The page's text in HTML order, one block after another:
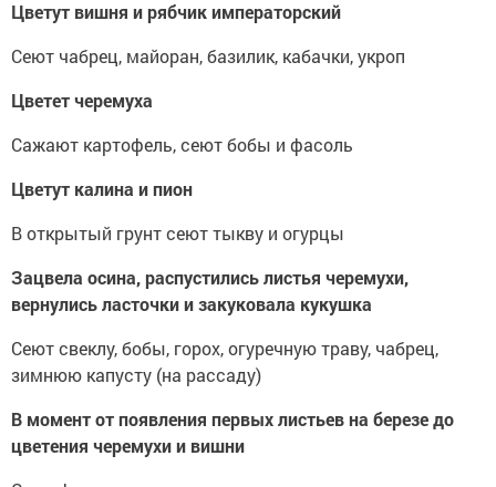
Цветут вишня и рябчик императорский
Сеют чабрец, майоран, базилик, кабачки, укроп
Цветет черемуха
Сажают картофель, сеют бобы и фасоль
Цветут калина и пион
В открытый грунт сеют тыкву и огурцы
Зацвела осина, распустились листья черемухи,
вернулись ласточки и закуковала кукушка
Сеют свеклу, бобы, горох, огуречную траву, чабрец,
зимнюю капусту (на рассаду)
В момент от появления первых листьев на березе до
цветения черемухи и вишни